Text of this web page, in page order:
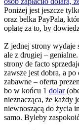
Poniżej jest jeszcze
oraz belka PayPala,
opłatę za to, by
Z jednej strony wydaje
ale z drugiej –
strony de facto
zawsze jest dobra, a
zabawne – oferta
bo w końcu 1 dolar
nieznacząca, że każdy
niewnoszącą do życia
samo. Byleby